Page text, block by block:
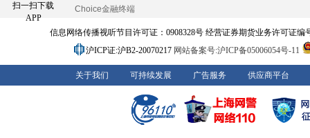
扫一扫下载
APP
Choice金融终端
信息网络传播视听节目许可证：0908328号 经营证券期货业务许可证编
沪ICP证:沪B2-20070217 网站备案号:沪ICP备05006054号-11
关于我们 可持续发展 广告服务 供应商平台